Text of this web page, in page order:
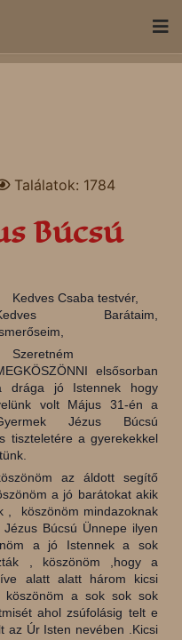
Találatok: 1784
Búcsú
Kedves Csaba testvér,
Barátaim,
Szeretném
elsősorban
drága jó Istennek hogy
volt Május 31-én a
Jézus Búcsú
tiszteletére a gyerekekkel
az áldott segítő
a jó barátokat akik
, köszönöm mindazoknak
Búcsú Ünnepe ilyen
a jó Istennek a sok
, köszönöm ,hogy a
alatt alatt három kicsi
köszönöm a sok sok sok
ahol zsúfolásig telt e
az Úr Isten nevében .Kicsi